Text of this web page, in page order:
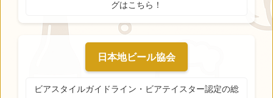
グはこちら！
日本地ビール協会
ビアスタイルガイドライン・ビアテイスター認定の総